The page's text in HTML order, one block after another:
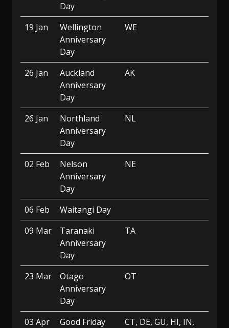
Day
19 Jan
Wellington
Anniversary
Day
WE
26 Jan
Auckland
Anniversary
Day
AK
26 Jan
Northland
Anniversary
Day
NL
02 Feb
Nelson
Anniversary
Day
NE
06 Feb
Waitangi Day
09 Mar
Taranaki
Anniversary
Day
TA
23 Mar
Otago
Anniversary
Day
OT
03 Apr Good Friday
CT, DE, GU, HI, IN,